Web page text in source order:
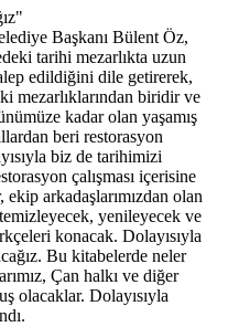
Başkanı Bülent Öz,
tarihi mezarlıkta uzun
edildiğini dile getirerek,
mezarlıklarından biridir ve
kadar olan yaşamış
beri restorasyon
biz de tarihimizi
çalışması içerisine
arkadaşlarımızdan olan
yenileyecek ve
konacak. Dolayısıyla
Bu kitabelerde neler
Çan halkı ve diğer
olacaklar. Dolayısıyla